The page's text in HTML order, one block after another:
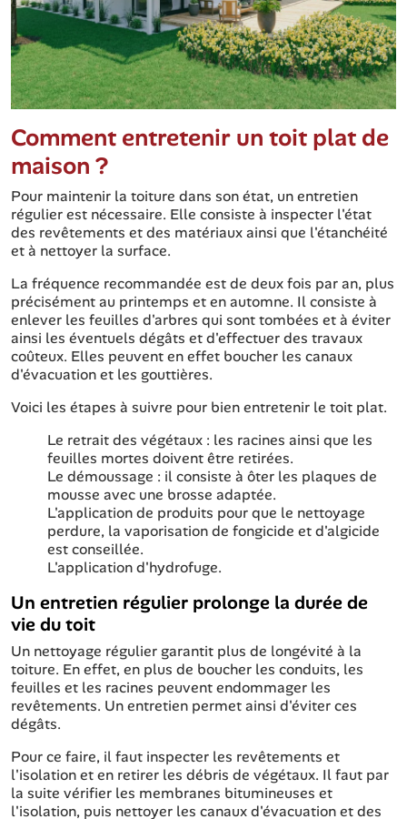
Comment entretenir un toit plat de
maison ?
Pour maintenir la toiture dans son état, un entretien
régulier est nécessaire. Elle consiste à inspecter l'état
des revêtements et des matériaux ainsi que l'étanchéité
et à nettoyer la surface.
La fréquence recommandée est de deux fois par an, plus
précisément au printemps et en automne. Il consiste à
enlever les feuilles d'arbres qui sont tombées et à éviter
ainsi les éventuels dégâts et d'effectuer des travaux
coûteux. Elles peuvent en effet boucher les canaux
d'évacuation et les gouttières.
Voici les étapes à suivre pour bien entretenir le toit plat.
Le retrait des végétaux : les racines ainsi que les
feuilles mortes doivent être retirées.
Le démoussage : il consiste à ôter les plaques de
mousse avec une brosse adaptée.
L'application de produits pour que le nettoyage
perdure, la vaporisation de fongicide et d'algicide
est conseillée.
L'application d'hydrofuge.
Un entretien régulier prolonge la durée de
vie du toit
Un nettoyage régulier garantit plus de longévité à la
toiture. En effet, en plus de boucher les conduits, les
feuilles et les racines peuvent endommager les
revêtements. Un entretien permet ainsi d'éviter ces
dégâts.
Pour ce faire, il faut inspecter les revêtements et
l'isolation et en retirer les débris de végétaux. Il faut par
la suite vérifier les membranes bitumineuses et
l'isolation, puis nettoyer les canaux d'évacuation et des